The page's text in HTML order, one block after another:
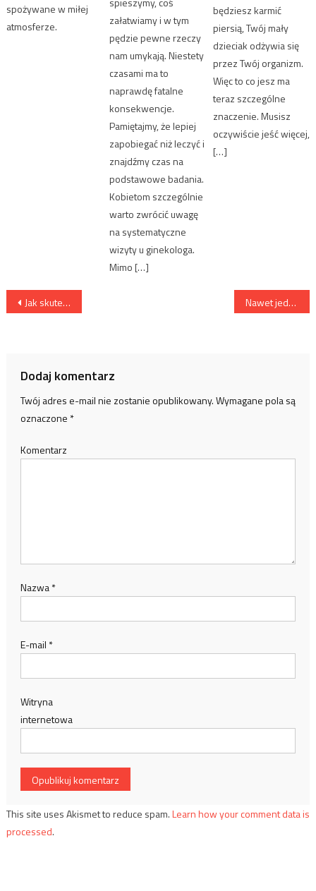
spożywane w miłej
atmosferze.
załatwiamy i w tym
pędzie pewne rzeczy
nam umykają. Niestety
czasami ma to
naprawdę fatalne
konsekwencje.
Pamiętajmy, że lepiej
zapobiegać niż leczyć i
znajdźmy czas na
podstawowe badania.
Kobietom szczególnie
warto zwrócić uwagę
na systematyczne
wizyty u ginekologa.
Mimo […]
będziesz karmić
piersią, Twój mały
dzieciak odżywia się
przez Twój organizm.
Więc to co jesz ma
teraz szczególne
znaczenie. Musisz
oczywiście jeść więcej,
[…]
Nawigacja wpisu
Jak skutecznie pobudzić metabolizm Nawet jeden papieros dziennie zwiększa ryzyko zawału serca i udaru o 50%
Dodaj komentarz
Twój adres e-mail nie zostanie opublikowany.Wymagane pola są
oznaczone *
Komentarz
Nazwa*
E-mail *
Witryna
internetowa
This site uses Akismet to reduce spam.Learn how your comment data is
processed.